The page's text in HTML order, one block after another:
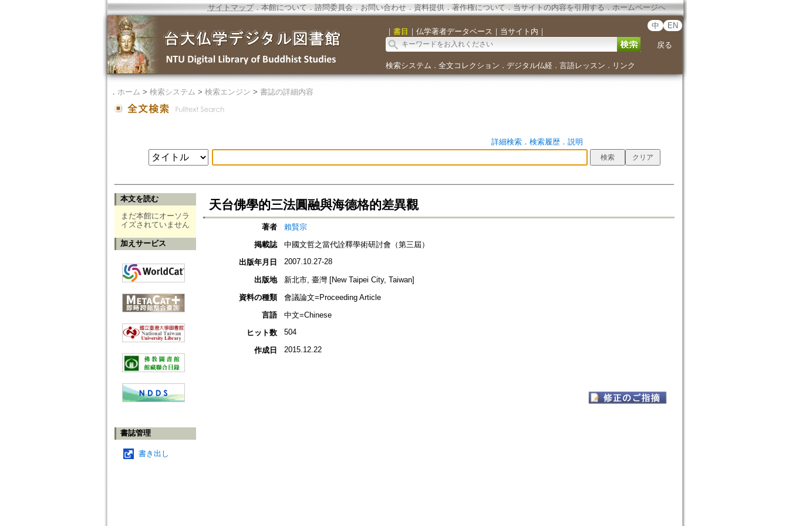
サイトマップ．本館について ． 諮問委員会． お問い合わせ． 資料提供． 著作権について．当サイトの内容を引用する ． ホームページへ
｜ 書目 ｜ 仏学著者データベース ｜ 当サイト内 ｜
中 EN
戻る
検索システム ． 全文コレクション ． デジタル仏経． 言語レッスン ． リンク
． ホーム > 検索システム > 検索エンジン > 書誌の詳細内容
詳細検索． 検索履歴． 説明
本文を読む
まだ本館にオーソラ
イズされていません
加えサービス
書誌管理
書き出し
天台佛學的三法圓融與海德格的差異觀
著者
賴賢宗
掲載誌
中國文哲之當代詮釋學術研討會（第三屆）
出版年月日
2007.10.27-28
出版地
新北市, 臺灣 [New Taipei City, Taiwan]
資料の種類
會議論文=Proceeding Article
言語
中文=Chinese
ヒット数
504
作成日 2015.12.22